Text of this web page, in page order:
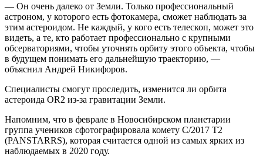
— Он очень далеко от Земли. Только профессиональный
астроном, у которого есть фотокамера, сможет наблюдать за
этим астероидом. Не каждый, у кого есть телескоп, может это
видеть, а те, кто работает профессионально с крупными
обсерваториями, чтобы уточнять орбиту этого объекта, чтобы
в будущем понимать его дальнейшую траекторию, —
объяснил Андрей Никифоров.
Специалисты смогут проследить, изменится ли орбита
астероида OR2 из-за гравитации Земли.
Напомним, что в феврале в Новосибирском планетарии
группа учеников сфотографировала комету C/2017 T2
(PANSTARRS), которая считается одной из самых ярких из
наблюдаемых в 2020 году.